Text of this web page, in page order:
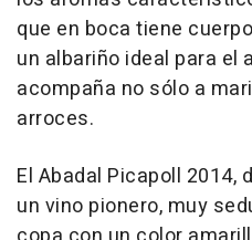
que en boca tiene
un albariño ideal para el
acompaña no sólo a
arroces.
El Abadal Picapoll 2014,
un vino pionero, muy